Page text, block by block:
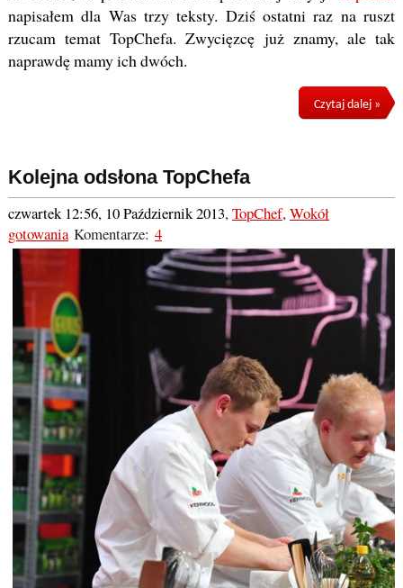
napisałem dla Was trzy teksty. Dziś ostatni raz na ruszt
rzucam temat TopChefa. Zwycięzcę już znamy, ale tak
naprawdę mamy ich dwóch.
Czytaj dalej »
Kolejna odsłona TopChefa
czwartek 12:56, 10 Październik 2013,TopChef,Wokół
gotowaniaKomentarze: 4